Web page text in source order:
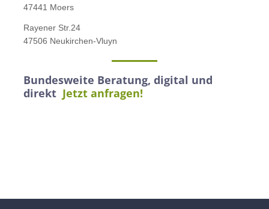
47441 Moers
Rayener Str.24
47506 Neukirchen-Vluyn
Bundesweite Beratung, digital und
direkt Jetzt anfragen!